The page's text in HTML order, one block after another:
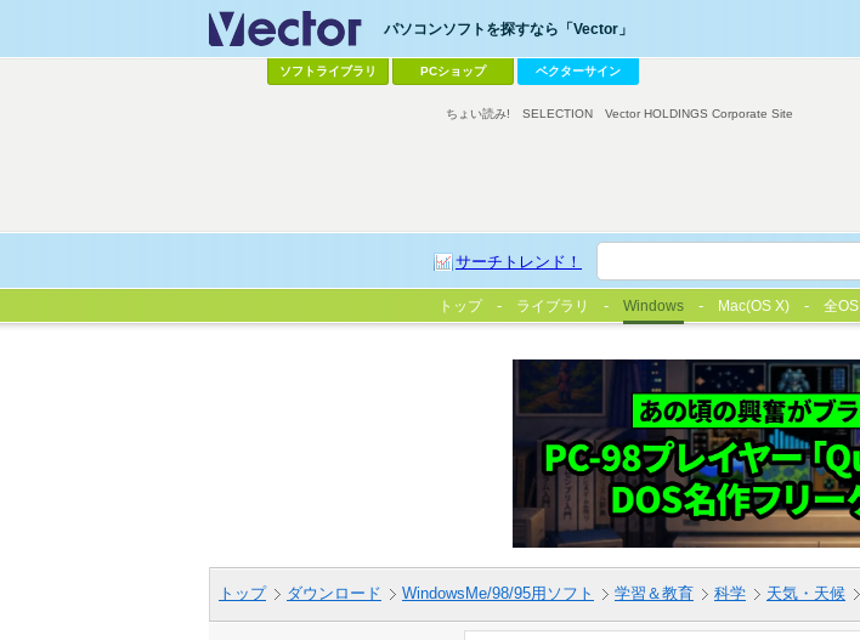
パソコンソフトを探すなら「Vector」
ソフトライブラリ PCショップ ベクターサイン
サーチトレンド！
ちょい読み! SELECTION Vector HOLDINGS Corporate Site
トップ ライブラリ Windows Mac(OS X) 全OS
トップ ダウンロード WindowsMe/98/95用ソフト 学習＆教育 科学 天気・天候